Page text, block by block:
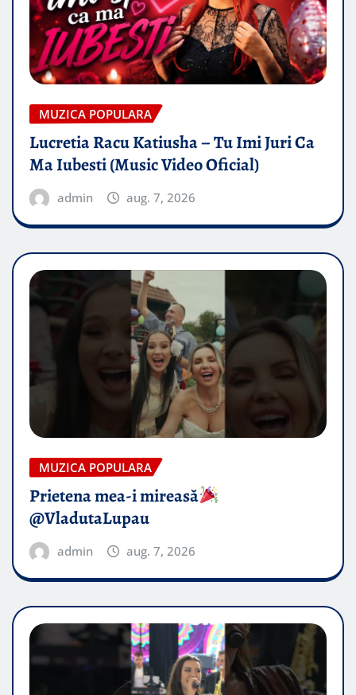
MUZICA POPULARA
Lucretia Racu Katiusha – Tu Imi Juri Ca
Ma Iubesti (Music Video Oficial)
admin aug. 7, 2026
MUZICA POPULARA
Prietena mea-i mireasă​
@VladutaLupau
admin aug. 7, 2026